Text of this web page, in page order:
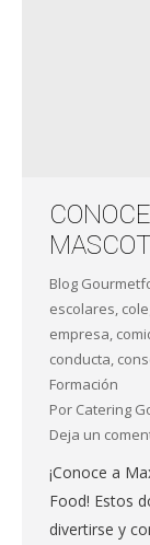
Blog
escolares,
empresa,
conducta,
Formación
Por Catering
Deja un
¡Conoce a
Food! Estos
divertirse y